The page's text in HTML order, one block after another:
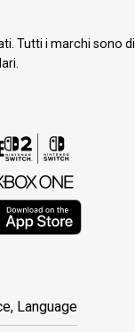
Tutti i marchi sono di
Language